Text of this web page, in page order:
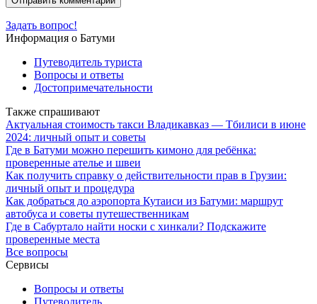
Задать вопрос!
Информация о Батуми
Путеводитель туриста
Вопросы и ответы
Достопримечательности
Также спрашивают
Актуальная стоимость такси Владикавказ — Тбилиси в июне
2024: личный опыт и советы
Где в Батуми можно перешить кимоно для ребёнка:
проверенные ателье и швеи
Как получить справку о действительности прав в Грузии:
личный опыт и процедура
Как добраться до аэропорта Кутаиси из Батуми: маршрут
автобуса и советы путешественникам
Где в Сабуртало найти носки с хинкали? Подскажите
проверенные места
Все вопросы
Сервисы
Вопросы и ответы
Путеводитель